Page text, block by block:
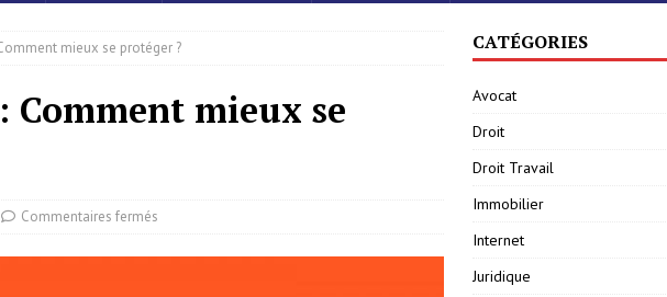
mieux se protéger ?
mieux se
Commentaires fermés
CATÉGORIES
Avocat
Droit
Droit Travail
Immobilier
Internet
Juridique